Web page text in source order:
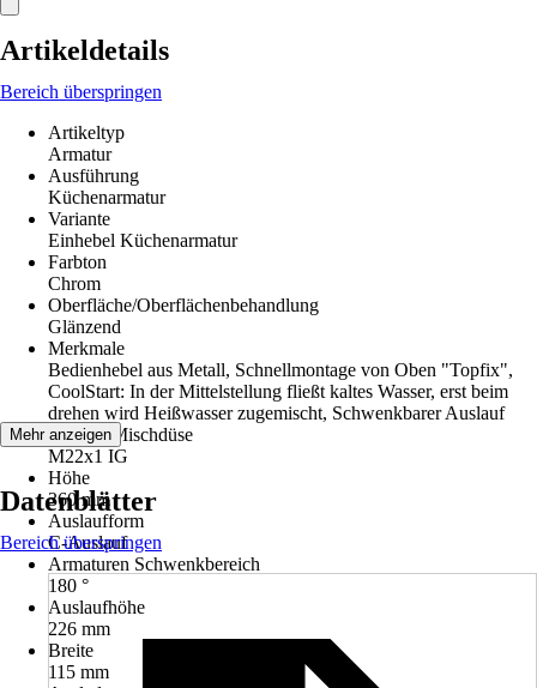
Artikeldetails
Bereich überspringen
Artikeltyp
Armatur
Ausführung
Küchenarmatur
Variante
Einhebel Küchenarmatur
Farbton
Chrom
Oberfläche/Oberflächenbehandlung
Glänzend
Merkmale
Bedienhebel aus Metall, Schnellmontage von Oben "Topfix",
CoolStart: In der Mittelstellung fließt kaltes Wasser, erst beim
drehen wird Heißwasser zugemischt, Schwenkbarer Auslauf
Perlator/Mischdüse
M22x1 IG
Höhe
360 mm
Auslaufform
C-Auslauf
Armaturen Schwenkbereich
180 °
Auslaufhöhe
226 mm
Breite
115 mm
Mehr anzeigen
Datenblätter
Bereich überspringen